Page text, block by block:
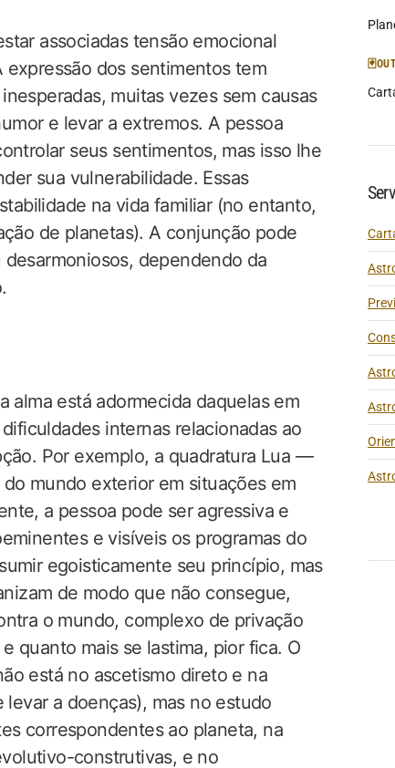
associadas tensão emocional
dos sentimentos tem
muitas vezes sem causas
e levar a extremos. A pessoa
seus sentimentos, mas isso lhe
sua vulnerabilidade. Essas
na vida familiar (no entanto,
de planetas). A conjunção pode
dependendo da
alma está adormecida daquelas em
internas relacionadas ao
Por exemplo, a quadratura Lua —
mundo exterior em situações em
a pessoa pode ser agressiva e
e visíveis os programas do
egoisticamente seu princípio, mas
de modo que não consegue,
o mundo, complexo de privação
quanto mais se lastima, pior fica. O
está no ascetismo direto e na
a doenças), mas no estudo
correspondentes ao planeta, na
construtivas, e no
🃏